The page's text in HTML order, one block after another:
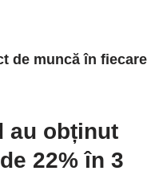
de muncă în fiecare
au obținut
22% în 3